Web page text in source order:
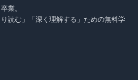
業。
読む」「深く理解する」ための無料学